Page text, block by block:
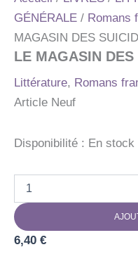
GÉNÉRALE / Romans
MAGASIN DES
LE MAGASIN DES
Littérature, Romans
Article Neuf
Disponibilité : En stock
LE
MAGASIN
DES
6,40 €